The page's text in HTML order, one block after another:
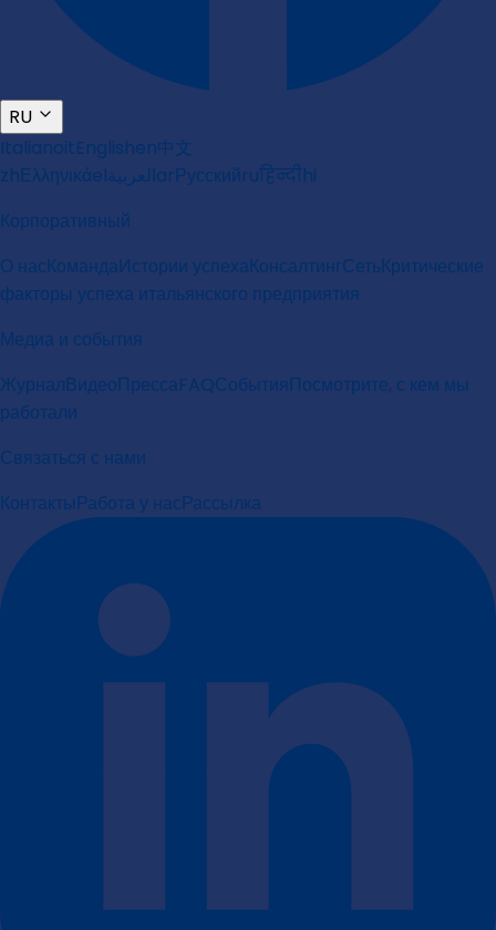
RU
ItalianoitEnglishen中文
zhΕλληνικάelالعربيةarРусскийruहिन्दीhi
Корпоративный
О насКомандаИстории успехаКонсалтингСетьКритические
факторы успеха итальянского предприятия
Медиа и события
ЖурналВидеоПрессаFAQСобытияПосмотрите, с кем мы
работали
Связаться с нами
КонтактыРабота у насРассылка